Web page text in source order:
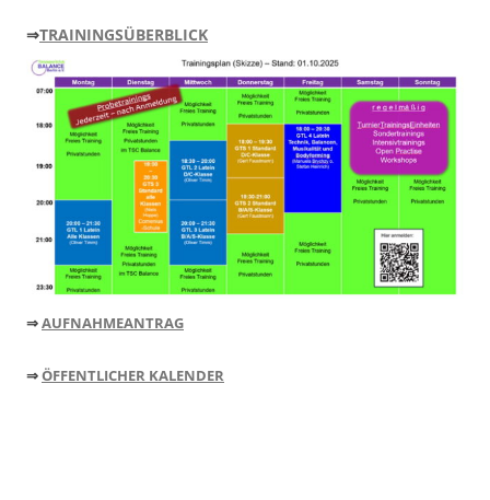
⇒TRAININGSÜBERBLICK
⇒AUFNAHMEANTRAG
⇒ÖFFENTLICHER KALENDER